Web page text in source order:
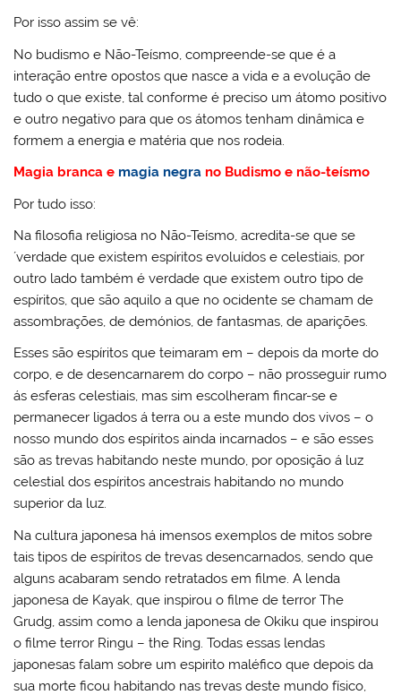
Por isso assim se vê:
No budismo e Não-Teísmo, compreende-se que é a
interação entre opostos que nasce a vida e a evolução de
tudo o que existe, tal conforme é preciso um átomo positivo
e outro negativo para que os átomos tenham dinâmica e
formem a energia e matéria que nos rodeia.
Magia branca e magia negra no Budismo e não-teísmo
Por tudo isso:
Na filosofia religiosa no Não-Teísmo, acredita-se que se
´verdade que existem espíritos evoluídos e celestiais, por
outro lado também é verdade que existem outro tipo de
espíritos, que são aquilo a que no ocidente se chamam de
assombrações, de demónios, de fantasmas, de aparições.
Esses são espíritos que teimaram em – depois da morte do
corpo, e de desencarnarem do corpo – não prosseguir rumo
ás esferas celestiais, mas sim escolheram fincar-se e
permanecer ligados á terra ou a este mundo dos vivos – o
nosso mundo dos espíritos ainda incarnados – e são esses
são as trevas habitando neste mundo, por oposição á luz
celestial dos espíritos ancestrais habitando no mundo
superior da luz.
Na cultura japonesa há imensos exemplos de mitos sobre
tais tipos de espíritos de trevas desencarnados, sendo que
alguns acabaram sendo retratados em filme. A lenda
japonesa de Kayak, que inspirou o filme de terror The
Grudg, assim como a lenda japonesa de Okiku que inspirou
o filme terror Ringu – the Ring. Todas essas lendas
japonesas falam sobre um espirito maléfico que depois da
sua morte ficou habitando nas trevas deste mundo físico,